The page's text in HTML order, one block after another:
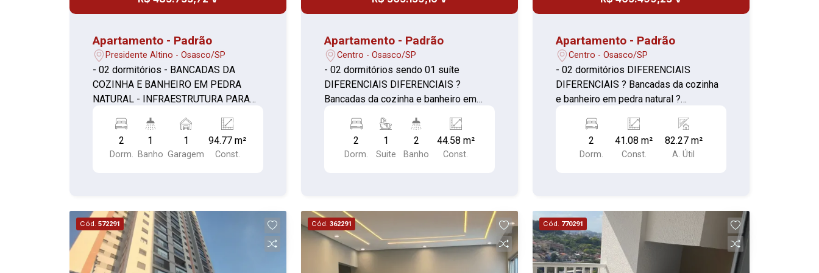
Branco, Rodoanel e Raposo Tavares.
Apartamento - Padrão
Presidente Altino - Osasco/SP
- 02 dormitórios - BANCADAS DA
COZINHA E BANHEIRO EM PEDRA
NATURAL - INFRAESTRUTURA PARA
NOS DORMITÓRIOS E SALA (1) - SALA
E TERRAÇO NIVELADOS - CAIXILHO
COM PERSIANA DE ENROLAR EM
2
Dorm.
1
Banho
1
Garagem
94.77 m²
Const.
Apartamento - Padrão
Centro - Osasco/SP
- 02 dormitórios sendo 01 suíte
DIFERENCIAIS DIFERENCIAIS ?
Bancadas da cozinha e banheiro em
previsão de ar-condicionado ? Caixilho
do dormitório com persiana de enrolar
2
Dorm.
1
Suite
2
Banho
44.58 m²
Const.
Apartamento - Padrão
Centro - Osasco/SP
- 02 dormitórios DIFERENCIAIS
DIFERENCIAIS ? Bancadas da cozinha
e banheiro em pedra natural ?
condicionado ? Caixilho do dormitório
com persiana de enrolar
2
Dorm.
41.08 m²
Const.
82.27 m²
A. Útil
Cód. 572291 Cód. 362291 Cód. 770291